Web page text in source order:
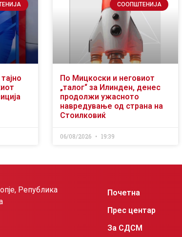
СООПШТЕНИЈА
По Мицкоски и неговиот
„талог“ за Илинден, денес
продолжи ужасното
навредување од страна на
Стоилковиќ
06/08/2026 19:39
Република
Почетна
Прес центар
За СДСМ